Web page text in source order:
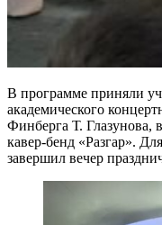
В программе приняли
академического
Финберга Т. Глазунова,
кавер-бенд «Разгар».
завершил вечер